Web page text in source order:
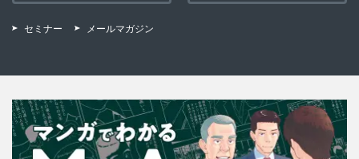
セミナー メールマガジン